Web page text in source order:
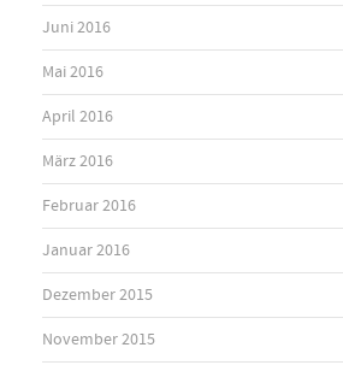
Juni 2016
Mai 2016
April 2016
März 2016
Februar 2016
Januar 2016
Dezember 2015
November 2015